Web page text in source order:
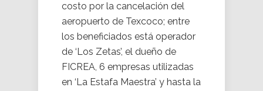
costo por la cancelación del
aeropuerto de Texcoco; entre
los beneficiados está operador
de ‘Los Zetas’, el dueño de
FICREA, 6 empresas utilizadas
en ‘La Estafa Maestra’ y hasta la